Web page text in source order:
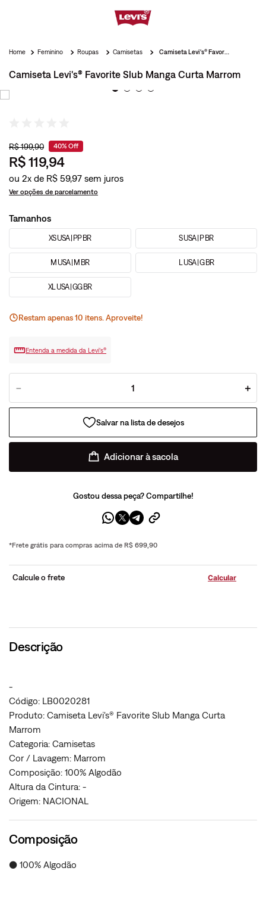
Feminino Roupas Camisetas
Camiseta Levi's® Favorite Slub Manga Curta Marrom
R$199,90 40% Off
R$119,94
ou 2x de R$ 59,97
Ver opções de parcelamento
Tamanhos
XS USA | PP BR S USA | P BR
M USA | M BR L USA | G BR
XL USA | GG BR
Restam apenas10 itens. Aproveite!
Entenda a medida da Levi’s®
＋
－
Adicionar à sacola
Gostou dessa peça? Compartilhe!
*Frete grátis para compras acima de R$ 699,90
Calcule o frete
Descrição
-
Código: LB0020281
Produto: Camiseta Levi's® Favorite Slub Manga Curta
Marrom
Categoria: Camisetas
Cor / Lavagem: Marrom
Composição: 100% Algodão
Altura da Cintura: -
Origem: NACIONAL
Composição
● 100% Algodão